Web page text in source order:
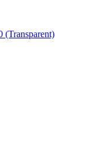
(Transparent)